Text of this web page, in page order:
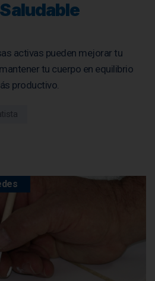
activas pueden mejorar tu
tu cuerpo en equilibrio
productivo.